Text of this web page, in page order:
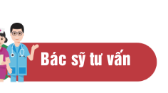
Bác sỹ tư vấn